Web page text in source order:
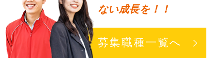
ない成長を！！
募集職種一覧へ